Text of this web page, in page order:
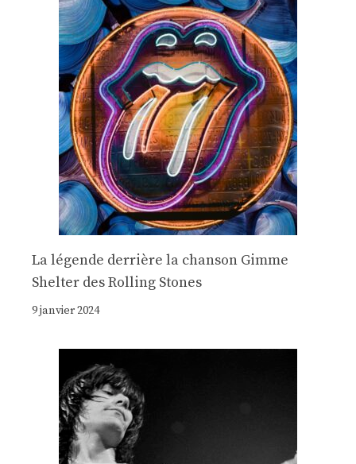
La légende derrière la chanson Gimme
Shelter des Rolling Stones
9 janvier 2024